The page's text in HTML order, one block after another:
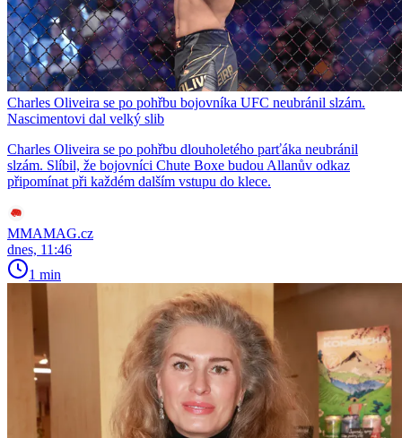
Charles Oliveira se po pohřbu bojovníka UFC neubránil slzám.
Nascimentovi dal velký slib
Charles Oliveira se po pohřbu dlouholetého parťáka neubránil
slzám. Slíbil, že bojovníci Chute Boxe budou Allanův odkaz
připomínat při každém dalším vstupu do klece.
MMAMAG.cz
dnes, 11:46
1 min